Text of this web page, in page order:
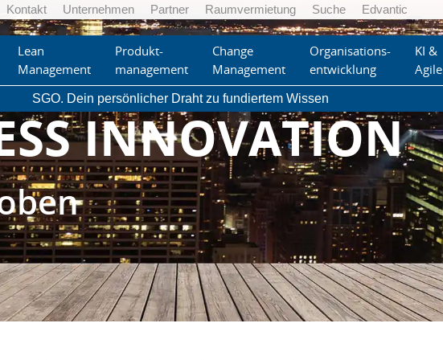
Kontakt Unternehmen Partner Raumvermietung Suche Edvantic
Lean
Management
Produkt-
management
Change
Management
Organisations-
entwicklung
KI &
Agile
SGO. Dein persönlicher Draht zu fundiertem Wissen
INNOVATION